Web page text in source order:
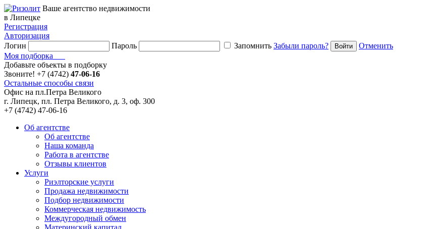
Ваше агентство недвижимости
в Липецке
Регистрация
Авторизация
Логин
Пароль Запомнить Забыли пароль?
Отменить
Моя подборка
Добавьте объекты в подборку
Звоните! +7 (4742) 47-06-16
Остальные способы связи
Офис на пл.Петра Великого
г. Липецк, пл. Петра Великого, д. 3, оф. 300
+7 (4742) 47-06-16
Об агентстве
Об агентстве
Наша команда
Работа в агентстве
Отзывы клиентов
Услуги
Риэлторские услуги
Продажа недвижимости
Подбор недвижимости
Коммерческая недвижимость
Междугородный обмен
Материнский капитал